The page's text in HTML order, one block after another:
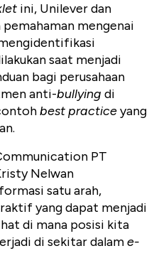
ini, Unilever dan
mengenai
saat menjadi
bagi perusahaan
anti-bullying di
best practiceyang
PT
Nelwan
satu arah,
yang dapat menjadi
di mana posisi kita
di sekitar dalame-